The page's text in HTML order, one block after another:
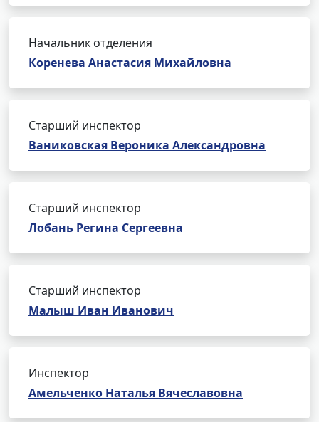
Начальник отделения
Коренева Анастасия Михайловна
Старший инспектор
Ваниковская Вероника Александровна
Старший инспектор
Лобань Регина Сергеевна
Старший инспектор
Малыш Иван Иванович
Инспектор
Амельченко Наталья Вячеславовна